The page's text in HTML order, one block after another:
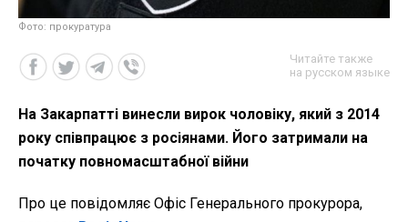
Фото: прокуратура
Читайте также
на русском языке
На Закарпатті винесли вирок чоловіку, який з 2014
року співпрацює з росіянами. Його затримали на
початку повномасштабної війни
Про це повідомляє Офіс Генерального прокурора,